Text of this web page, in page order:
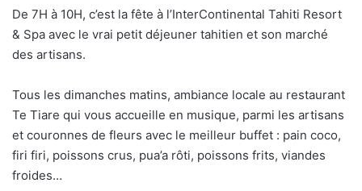
De 7H à 10H, c’est la fête à l’InterContinental Tahiti Resort
& Spa avec le vrai petit déjeuner tahitien et son marché
des artisans.
Tous les dimanches matins, ambiance locale au restaurant
Te Tiare qui vous accueille en musique, parmi les artisans
et couronnes de fleurs avec le meilleur buffet : pain coco,
firi firi, poissons crus, pua’a rôti, poissons frits, viandes
froides…